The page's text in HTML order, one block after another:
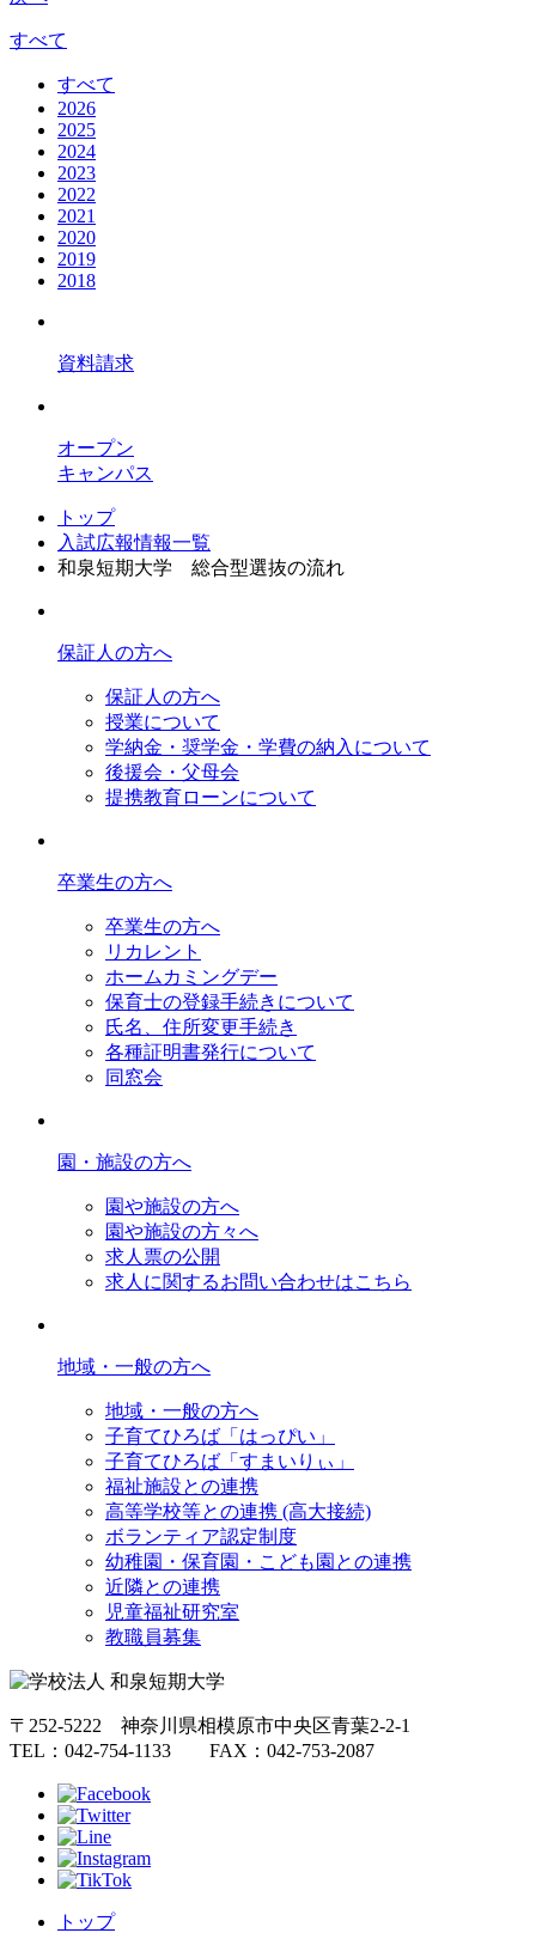
すべて
すべて
2026
2025
2024
2023
2022
2021
2020
2019
2018
資料請求
オープン
キャンパス
トップ
入試広報情報一覧
和泉短期大学 総合型選抜の流れ
保証人の方へ
保証人の方へ
授業について
学納金・奨学金・学費の納入について
後援会・父母会
提携教育ローンについて
卒業生の方へ
卒業生の方へ
リカレント
ホームカミングデー
保育士の登録手続きについて
氏名、住所変更手続き
各種証明書発行について
同窓会
園・施設の方へ
園や施設の方へ
園や施設の方々へ
求人票の公開
求人に関するお問い合わせはこちら
地域・一般の方へ
地域・一般の方へ
子育てひろば「はっぴい」
子育てひろば「すまいりぃ」
福祉施設との連携
高等学校等との連携 (高大接続)
ボランティア認定制度
幼稚園・保育園・こども園との連携
近隣との連携
児童福祉研究室
教職員募集
〒252-5222 神奈川県相模原市中央区青葉2-2-1
TEL：042-754-1133 FAX：042-753-2087
トップ